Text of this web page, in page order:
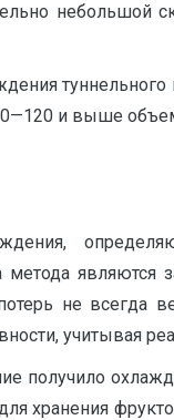
небольшой
и выше
являются
не всегда
учитывая
получило
хранения